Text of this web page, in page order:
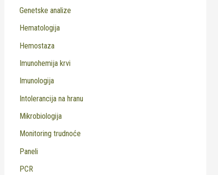
Genetske analize
Hematologija
Hemostaza
Imunohemija krvi
Imunologija
Intolerancija na hranu
Mikrobiologija
Monitoring trudnoće
Paneli
PCR